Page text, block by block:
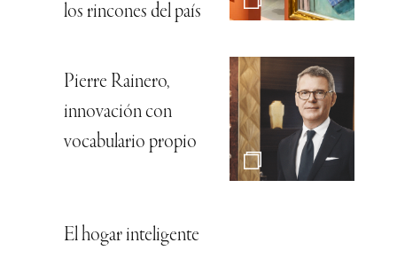
los rincones del país
Pierre Rainero,
innovación con
vocabulario propio
El hogar inteligente